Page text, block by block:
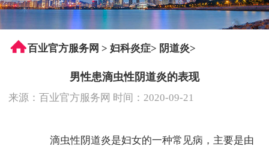
百业官方服务网 > 妇科炎症> 阴道炎>
男性患滴虫性阴道炎的表现
来源： 百业官方服务网 时间：2020-09-21
滴虫性阴道炎是妇女的一种常见病，主要是由